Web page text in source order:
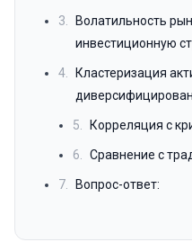
3.
Волатильность
инвестиционную
4.
Кластеризация
5. Корреляция с
6. Сравнение с
7. Вопрос-ответ: